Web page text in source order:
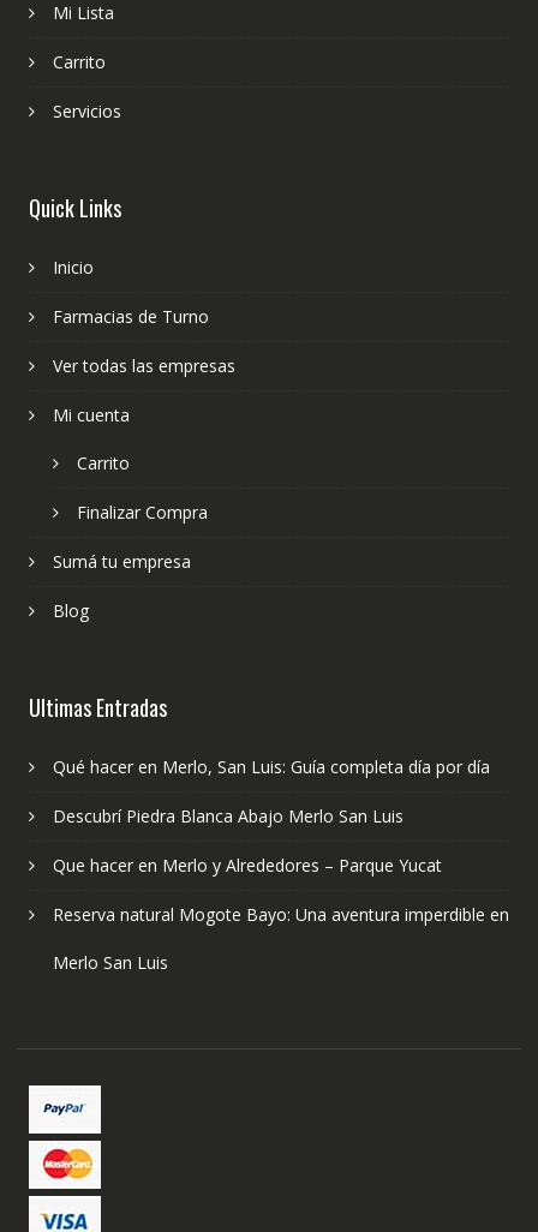
Mi Lista
Carrito
Servicios
Quick Links
Inicio
Farmacias de Turno
Ver todas las empresas
Mi cuenta
Carrito
Finalizar Compra
Sumá tu empresa
Blog
Ultimas Entradas
Qué hacer en Merlo, San Luis: Guía completa día por día
Descubrí Piedra Blanca Abajo Merlo San Luis
Que hacer en Merlo y Alrededores – Parque Yucat
Reserva natural Mogote Bayo: Una aventura imperdible en
Merlo San Luis